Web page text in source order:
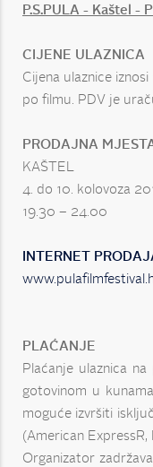
P.S.PULA - Kaštel -
CIJENE ULAZNICA
Cijena ulaznice iznosi
po filmu. PDV je
PRODAJNA
KAŠTEL
4. do 10. kolovoza
19.30 – 24.00
INTERNET
PLAĆANJE
Plaćanje ulaznica
gotovinom u
moguće izvršiti
(American
Organizator